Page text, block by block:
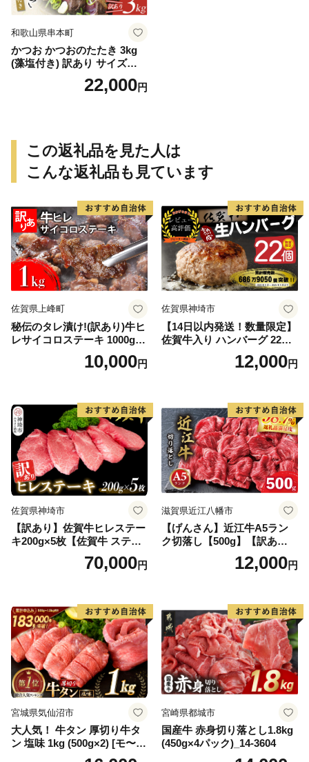
和歌山県串本町
かつお かつおのたたき 3kg
(藻塩付き) 訳あり サイズふぞ
ろい 焼きが命！ 藁焼き / 鰹
かつお カツオのたたき 鰹の
22,000円
この返礼品を見た人は
こんな返礼品も見ています
佐賀県上峰町
秘伝のタレ漬け!(訳あり)牛ヒ
レサイコロステーキ 1000g
10,000円
佐賀県神埼市
【14日以内発送！数量限定】
佐賀牛入り ハンバーグ 22個
2.6kg(120g×22個)【佐賀牛
黒毛和牛 ブランド牛 九州 ハ
気】(H083106)
12,000円
佐賀県神埼市
【訳あり】佐賀牛ヒレステー
キ200g×5枚【佐賀牛 ステー
キ ブランド肉 ヒレ肉 フィレ
肉 ジューシー ヘルシー】(H0
70,000円
滋賀県近江八幡市
【げんさん】近江牛A5ラン
ク切落し【500g】【訳あり】
12,000円
宮城県気仙沼市
大人気！ 牛タン 厚切り牛タ
ン 塩味 1kg (500g×2) [モ〜ラ
ンド 宮城県 気仙沼市 205646
宮崎県都城市
国産牛 赤身切り落とし1.8kg
(450g×4パック)_14-3604